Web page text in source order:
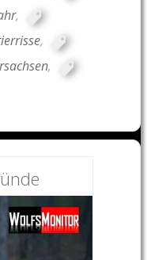
,
,
,